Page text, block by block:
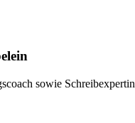
sowie Schreibexpertin